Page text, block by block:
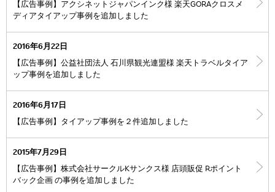
【広告事例】アクシネットジャパンインク様 楽天GORAクロスメ
ディアタイアップ事例を追加しました
2016年6月22日
【広告事例】公益社団法人 石川県観光連盟様 楽天トラベルタイア
ップ事例を追加しました
2016年6月17日
【広告事例】タイアップ事例を２件追加しました
2015年7月29日
【広告事例】株式会社サークルKサンクス様 店頭販促 Rポイント
バック企画 の事例を追加しました